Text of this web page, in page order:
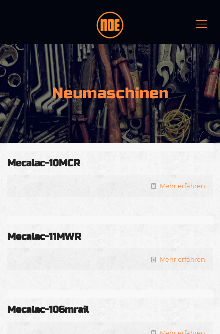
Neumaschinen
Mecalac-10MCR
Mehr erfahren
Mecalac-11MWR
Mehr erfahren
Mecalac-106mrail